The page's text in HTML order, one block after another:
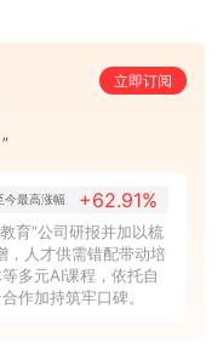
立即订阅
今最高涨幅 +62.91%
育”公司研报并加以梳
，人才供需错配带动培
多元AI课程，依托自
作加持筑牢口碑。